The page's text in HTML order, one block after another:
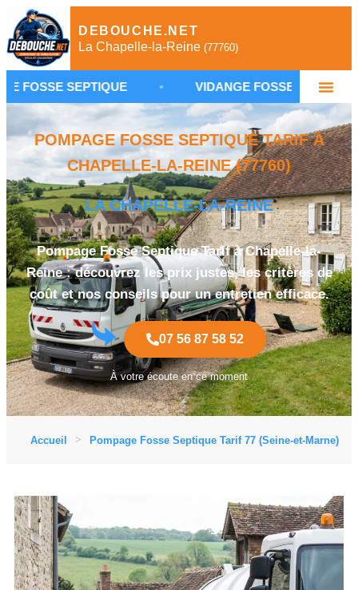
DEBOUCHE.NET
La Chapelle-la-Reine (77760)
• VIDANGE FOSSE SEPTIQUE LA
POMPAGE FOSSE SEPTIQUE TARIF À
CHAPELLE-LA-REINE (77760)
LA CHAPELLE-LA-REINE
Pompage Fosse Septique Tarif à Chapelle-la-
Reine : découvrez les prix justes, les critères de
coût et nos conseils pour un entretien efficace.
07 56 87 58 52
À votre écoute en ce moment
Accueil Pompage Fosse Septique Tarif 77 (Seine-et-Marne)